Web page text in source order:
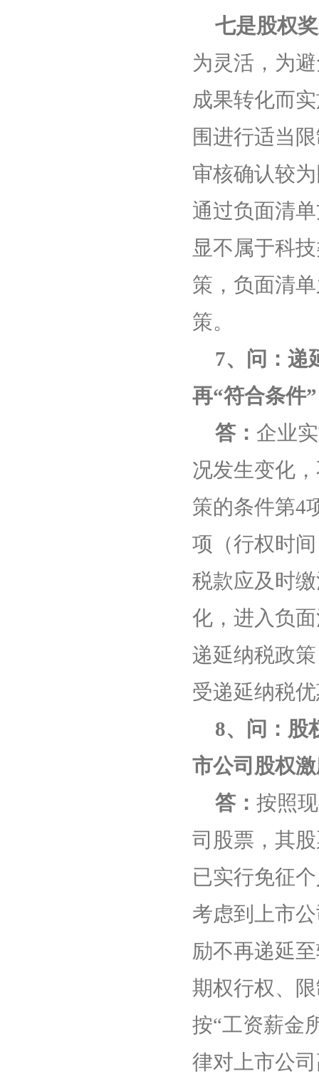
七是股权
为灵活，为
成果转化而
围进行适当
审核确认较
通过负面清
显不属于科
策，负面清
策。
7、问：递
再“符合条件
答： 企业
况发生变化
策的条件第4
项（行权时
税款应及时
化，进入负
递延纳税政
受递延纳税
8、问：股
市公司股权
答： 按照
司股票，其
已实行免征
考虑到上市
励不再递延
期权行权、
按“工资薪金
律对上市公